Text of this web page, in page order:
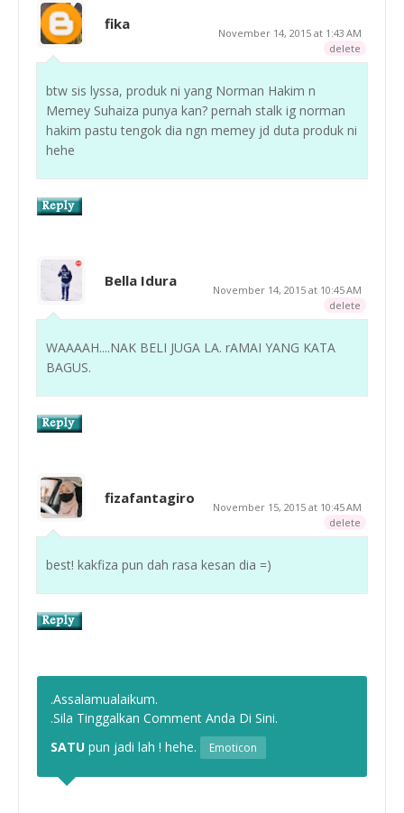
fika
November 14, 2015 at 1:43 AM
delete
btw sis lyssa, produk ni yang Norman Hakim n
Memey Suhaiza punya kan? pernah stalk ig norman
hakim pastu tengok dia ngn memey jd duta produk ni
hehe
Bella Idura
November 14, 2015 at 10:45 AM
delete
WAAAAH....NAK BELI JUGA LA. rAMAI YANG KATA
BAGUS.
fizafantagiro
November 15, 2015 at 10:45 AM
delete
best! kakfiza pun dah rasa kesan dia =)
.Assalamualaikum.
.Sila Tinggalkan Comment Anda Di Sini.
SATU pun jadi lah ! hehe. Emoticon